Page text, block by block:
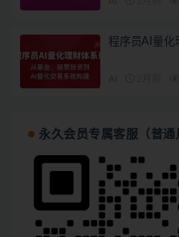
程序员AI量化
永久会员专属客服（普通